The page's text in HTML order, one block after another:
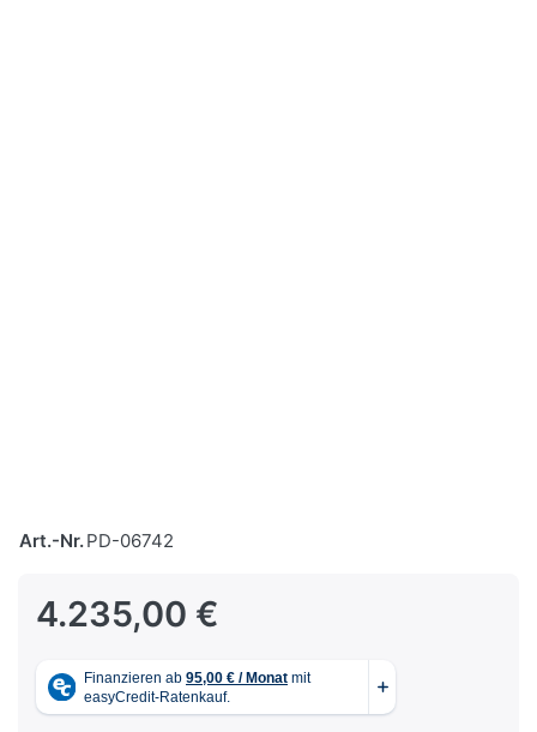
Art.-Nr.PD-06742
4.235,00 €